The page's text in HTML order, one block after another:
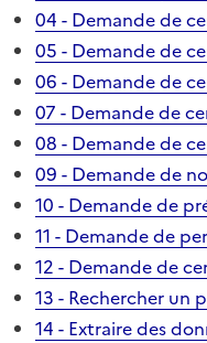
04 - Demande de
05 - Demande de
06 - Demande de
07 - Demande de
08 - Demande de
09 - Demande de
10 - Demande de
11 - Demande de
12 - Demande de
13 - Rechercher un
14 - Extraire des